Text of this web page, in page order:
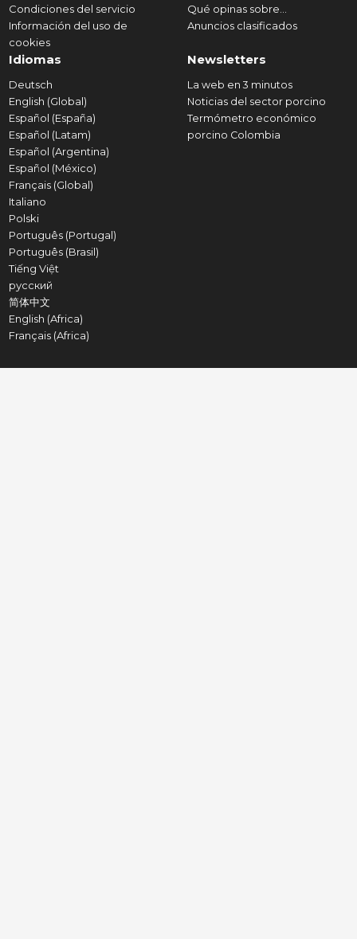
Condiciones del servicio
Información del uso de
cookies
Qué opinas sobre...
Anuncios clasificados
Idiomas
Deutsch
English (Global)
Español (España)
Español (Latam)
Español (Argentina)
Español (México)
Français (Global)
Italiano
Polski
Português (Portugal)
Português (Brasil)
Tiếng Việt
русский
简体中文
English (Africa)
Français (Africa)
Newsletters
La web en 3 minutos
Noticias del sector porcino
Termómetro económico
porcino Colombia